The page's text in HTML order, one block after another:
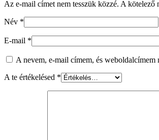
Az e-mail címet nem tesszük közzé. A kötelező
Név *
E-mail *
A nevem, e-mail címem, és weboldalcímem
A te értékelésed *